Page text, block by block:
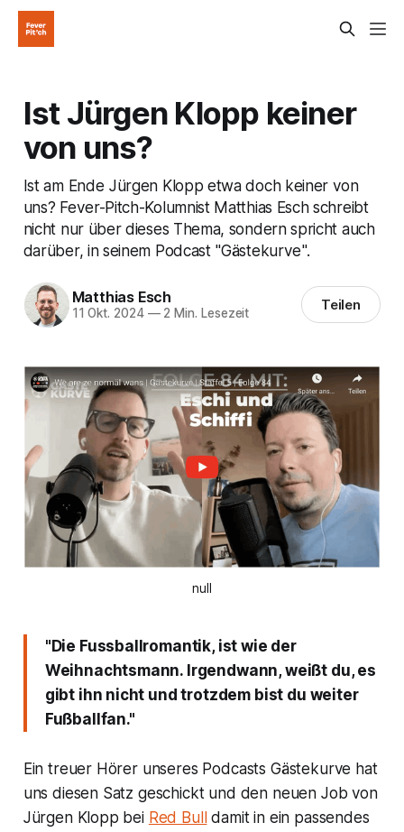
Ist Jürgen Klopp keiner
von uns?
Ist am Ende Jürgen Klopp etwa doch keiner von
uns? Fever-Pitch-Kolumnist Matthias Esch schreibt
nicht nur über dieses Thema, sondern spricht auch
darüber, in seinem Podcast "Gästekurve".
Matthias Esch
11 Okt. 2024 —2 Min. Lesezeit Teilen
null
"Die Fussballromantik, ist wie der
Weihnachtsmann. Irgendwann, weißt du, es
gibt ihn nicht und trotzdem bist du weiter
Fußballfan."
Ein treuer Hörer unseres Podcasts Gästekurve hat
uns diesen Satz geschickt und den neuen Job von
Jürgen Klopp bei Red Bull damit in ein passendes